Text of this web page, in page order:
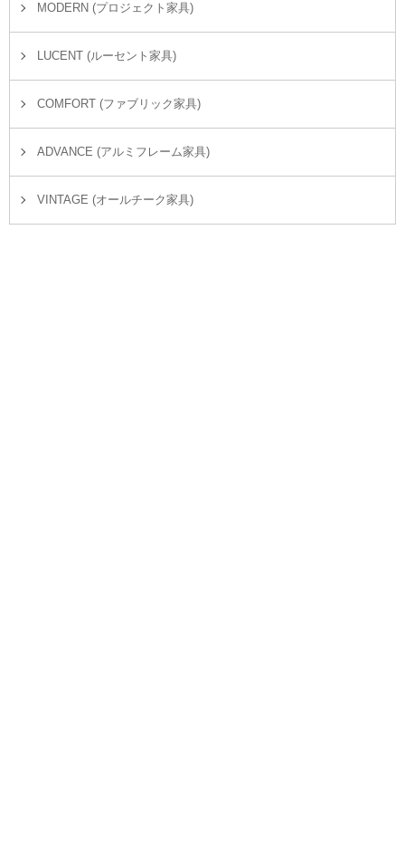
MODERN (プロジェクト家具)
LUCENT (ルーセント家具)
COMFORT (ファブリック家具)
ADVANCE (アルミフレーム家具)
VINTAGE (オールチーク家具)